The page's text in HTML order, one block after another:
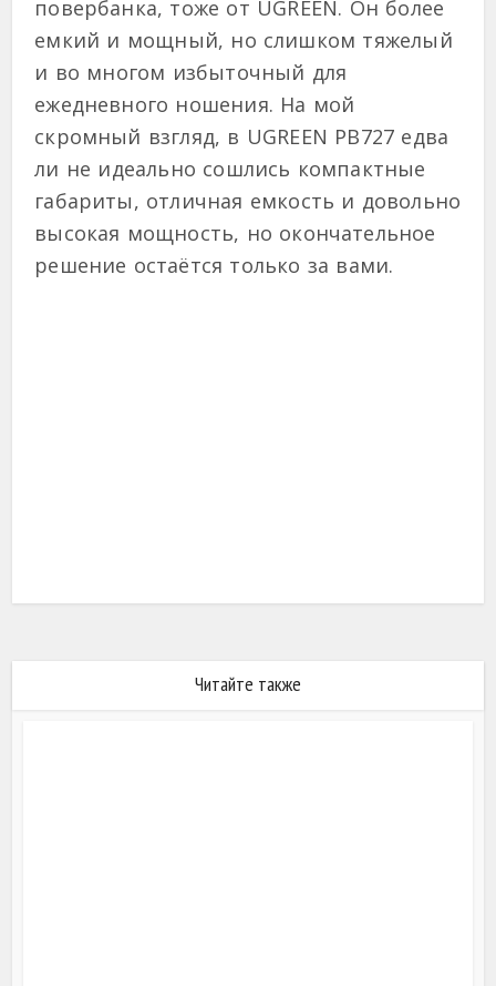
повербанка, тоже от UGREEN. Он более
емкий и мощный, но слишком тяжелый
и во многом избыточный для
ежедневного ношения. На мой
скромный взгляд, в UGREEN PB727 едва
ли не идеально сошлись компактные
габариты, отличная емкость и довольно
высокая мощность, но окончательное
решение остаётся только за вами.
Читайте также